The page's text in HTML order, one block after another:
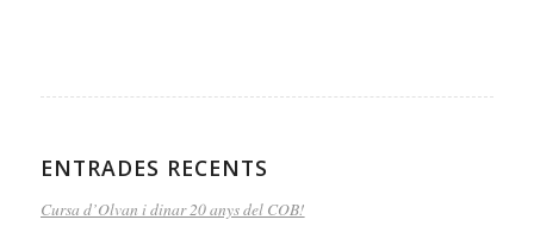
ENTRADES RECENTS
Cursa d’Olvan i dinar 20 anys del COB!